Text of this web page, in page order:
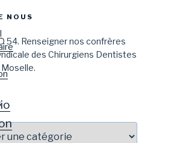
NOUS
54. Renseigner nos confrères
des Chirurgiens Dentistes